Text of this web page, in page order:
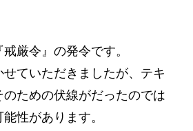
厳令』の発令です。
ていただきましたが、テキ
ための伏線がだったのでは
性があります。